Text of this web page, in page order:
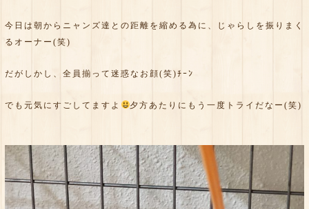
今日は朝からニャンズ達との距離を縮める為に、じゃらしを振りまく
るオーナー(笑)
だがしかし、全員揃って迷惑なお顔(笑)ﾁｰﾝ
でも元気にすごしてますよ 夕方あたりにもう一度トライだなー(笑)